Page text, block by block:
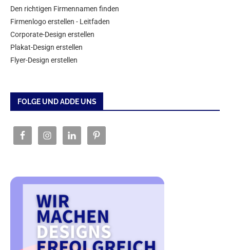
Den richtigen Firmennamen finden
Firmenlogo erstellen - Leitfaden
Corporate-Design erstellen
Plakat-Design erstellen
Flyer-Design erstellen
FOLGE UND ADDE UNS